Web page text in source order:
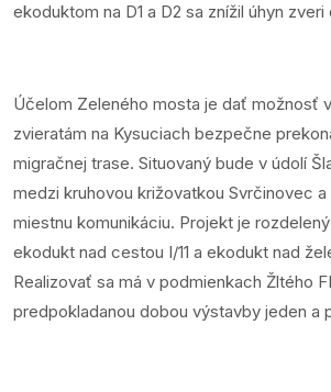
ekoduktom na D1 a D2 sa znížil úhyn zveri
Účelom Zeleného mosta je dať možnosť
zvieratám na Kysuciach bezpečne
migračnej trase. Situovaný bude v údolí
medzi kruhovou križovatkou Svrčinovec
miestnu komunikáciu. Projekt je
ekodukt nad cestou I/11 a ekodukt nad
Realizovať sa má v podmienkach Žltého
predpokladanou dobou výstavby jeden a